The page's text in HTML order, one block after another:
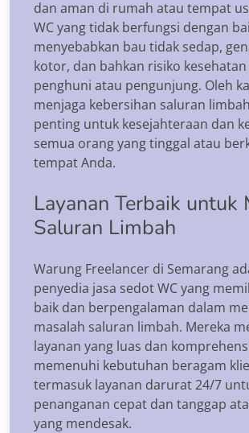
dan aman di rumah atau tempat
WC yang tidak berfungsi dengan
menyebabkan bau tidak sedap,
kotor, dan bahkan risiko kesehatan
penghuni atau pengunjung. Oleh
menjaga kebersihan saluran
penting untuk kesejahteraan dan
semua orang yang tinggal atau
tempat Anda.
Layanan Terbaik untuk
Saluran Limbah
Warung Freelancer di Semarang
penyedia jasa sedot WC yang
baik dan berpengalaman dalam
masalah saluran limbah. Mereka
layanan yang luas dan
memenuhi kebutuhan beragam
termasuk layanan darurat 24/7
penanganan cepat dan tanggap
yang mendesak.